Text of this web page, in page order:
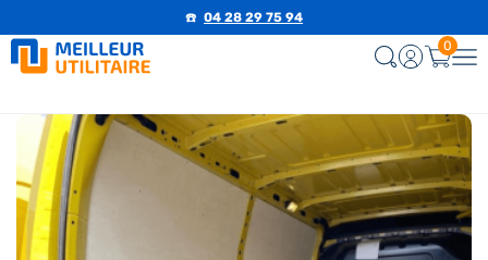
☎️ 04 28 29 75 94
0